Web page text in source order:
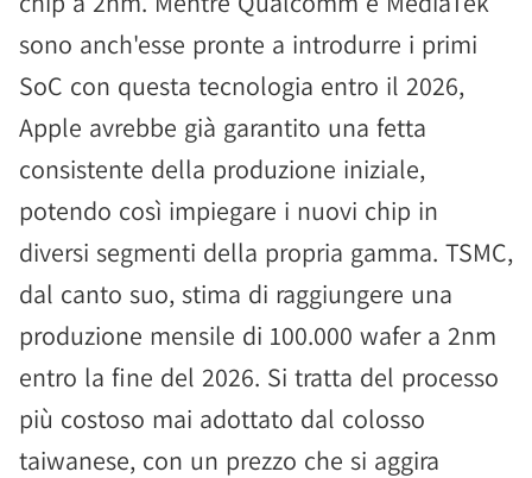
sono anch'esse pronte a introdurre i primi
SoC con questa tecnologia entro il 2026,
Apple avrebbe già garantito una fetta
consistente della produzione iniziale,
potendo così impiegare i nuovi chip in
diversi segmenti della propria gamma. TSMC,
dal canto suo, stima di raggiungere una
produzione mensile di 100.000 wafer a 2nm
entro la fine del 2026. Si tratta del processo
più costoso mai adottato dal colosso
taiwanese, con un prezzo che si aggira